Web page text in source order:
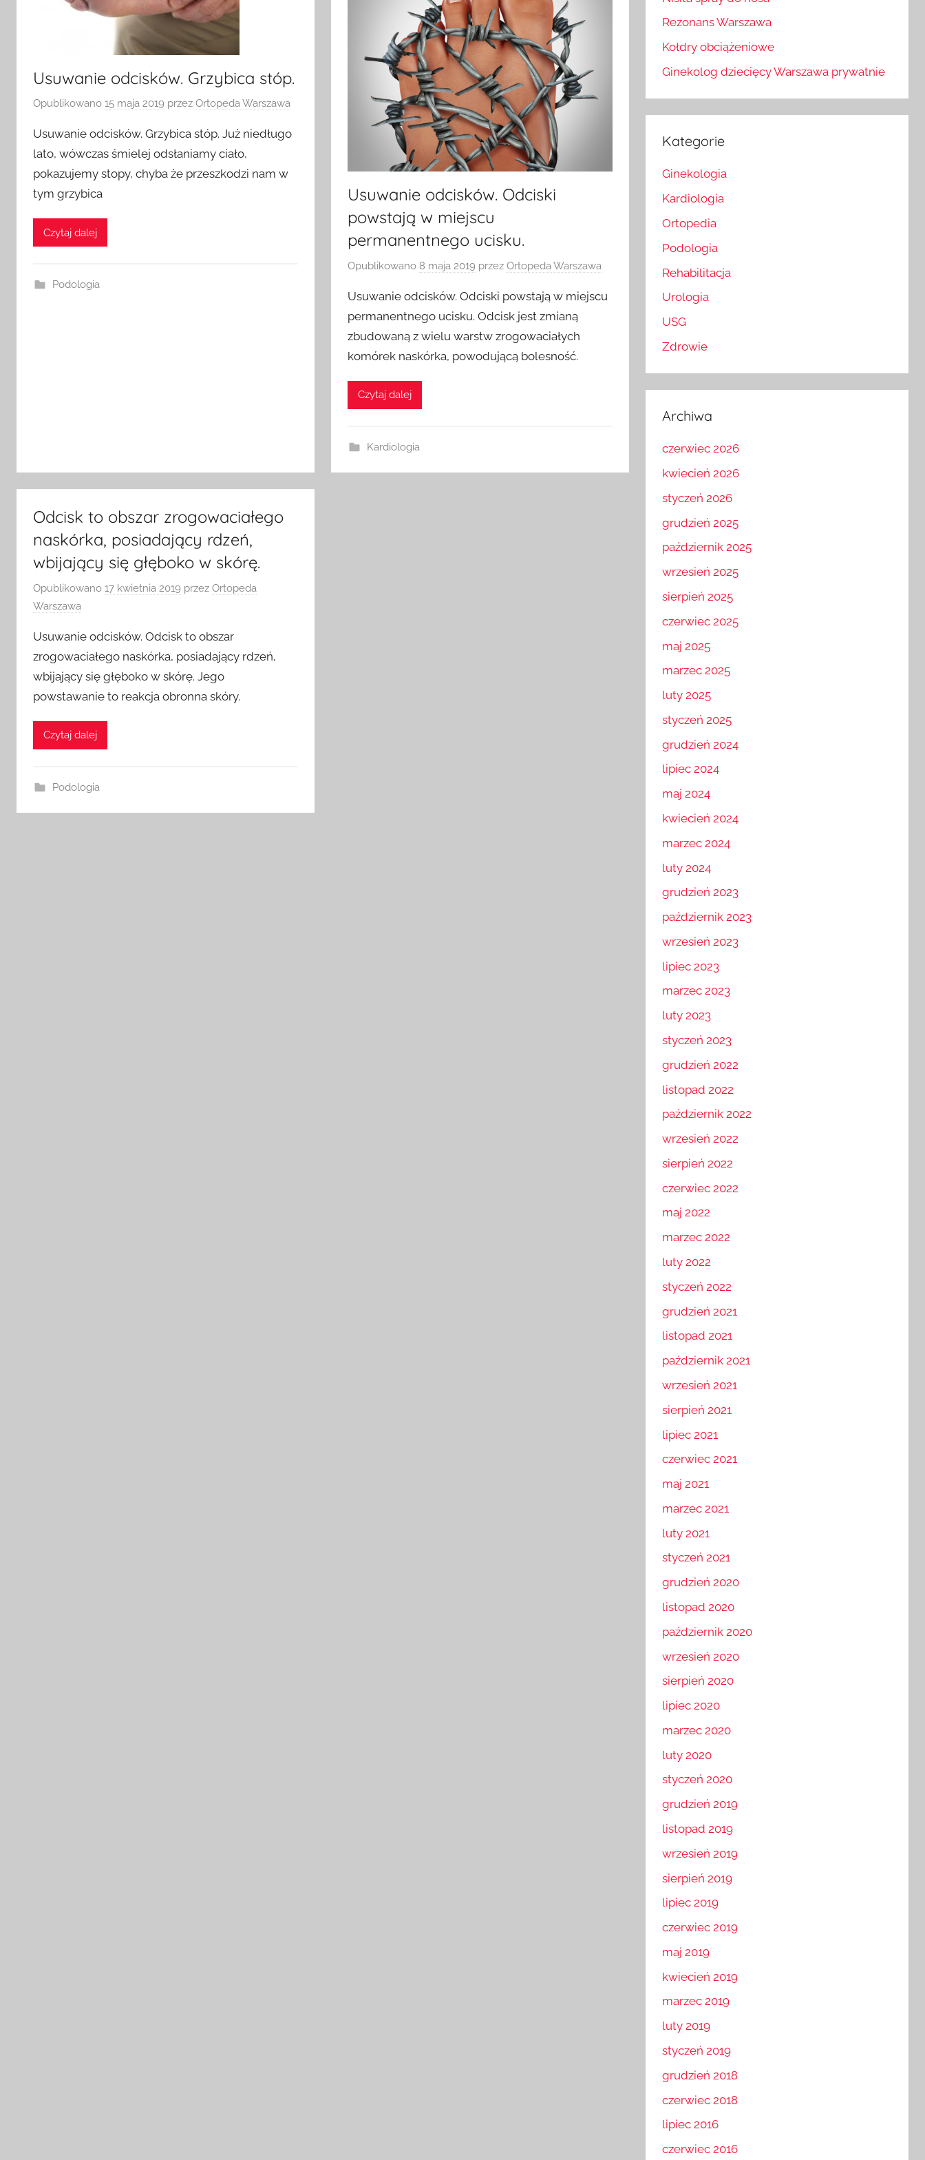
Usuwanie odcisków. Grzybica stóp.
Opublikowano 15 maja 2019 przez Ortopeda Warszawa
Usuwanie odcisków. Grzybica stóp. Już niedługo
lato, wówczas śmielej odsłaniamy ciało,
pokazujemy stopy, chyba że przeszkodzi nam w
tym grzybica
Czytaj dalej
Podologia
Usuwanie odcisków. Odciski
powstają w miejscu
permanentnego ucisku.
Opublikowano 8 maja 2019 przezOrtopeda Warszawa
Usuwanie odcisków. Odciski powstają w miejscu
permanentnego ucisku. Odcisk jest zmianą
zbudowaną z wielu warstw zrogowaciałych
komórek naskórka, powodującą bolesność.
Czytaj dalej
Kardiologia
Odcisk to obszar zrogowaciałego
naskórka, posiadający rdzeń,
wbijający się głęboko w skórę.
Opublikowano 17 kwietnia 2019 przez Ortopeda
Warszawa
Usuwanie odcisków. Odcisk to obszar
zrogowaciałego naskórka, posiadający rdzeń,
wbijający się głęboko w skórę. Jego
powstawanie to reakcja obronna skóry.
Czytaj dalej
Podologia
Rezonans Warszawa
Kołdry obciążeniowe
Ginekolog dziecięcy Warszawa prywatnie
Kategorie
Ginekologia
Kardiologia
Ortopedia
Podologia
Rehabilitacja
Urologia
USG
Zdrowie
Archiwa
czerwiec 2026
kwiecień 2026
styczeń 2026
grudzień 2025
październik 2025
wrzesień 2025
sierpień 2025
czerwiec 2025
maj 2025
marzec 2025
luty 2025
styczeń 2025
grudzień 2024
lipiec 2024
maj 2024
kwiecień 2024
marzec 2024
luty 2024
grudzień 2023
październik 2023
wrzesień 2023
lipiec 2023
marzec 2023
luty 2023
styczeń 2023
grudzień 2022
listopad 2022
październik 2022
wrzesień 2022
sierpień 2022
czerwiec 2022
maj 2022
marzec 2022
luty 2022
styczeń 2022
grudzień 2021
listopad 2021
październik 2021
wrzesień 2021
sierpień 2021
lipiec 2021
czerwiec 2021
maj 2021
marzec 2021
luty 2021
styczeń 2021
grudzień 2020
listopad 2020
październik 2020
wrzesień 2020
sierpień 2020
lipiec 2020
marzec 2020
luty 2020
styczeń 2020
grudzień 2019
listopad 2019
wrzesień 2019
sierpień 2019
lipiec 2019
czerwiec 2019
maj 2019
kwiecień 2019
marzec 2019
luty 2019
styczeń 2019
grudzień 2018
czerwiec 2018
lipiec 2016
czerwiec 2016